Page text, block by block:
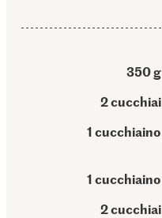
350 g
2 cucchiai
1 cucchiaino
1 cucchiaino
2 cucchiai